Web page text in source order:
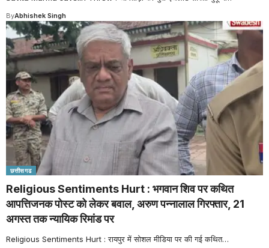
ByAbhishek Singh
छत्तीसगढ
Religious Sentiments Hurt : भगवान शिव पर कथित
आपत्तिजनक पोस्ट को लेकर बवाल, अरुण पन्नालाल गिरफ्तार, 21
अगस्त तक न्यायिक रिमांड पर
Religious Sentiments Hurt : रायपुर में सोशल मीडिया पर की गई कथित…